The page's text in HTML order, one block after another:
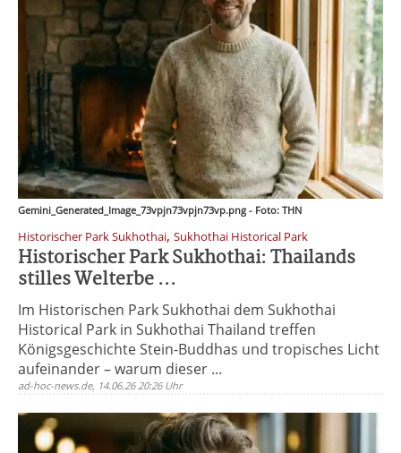
Gemini_Generated_Image_73vpjn73vpjn73vp.png - Foto: THN
Historischer Park Sukhothai, Sukhothai Historical Park
Historischer Park Sukhothai: Thailands
stilles Welterbe ...
Im Historischen Park Sukhothai dem Sukhothai
Historical Park in Sukhothai Thailand treffen
Königsgeschichte Stein-Buddhas und tropisches Licht
aufeinander – warum dieser ...
ad-hoc-news.de, 14.06.26 20:26 Uhr